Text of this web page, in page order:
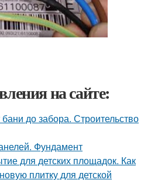
на сайте:
до забора. Строительство
Фундамент
для детских площадок. Как
плитку для детской